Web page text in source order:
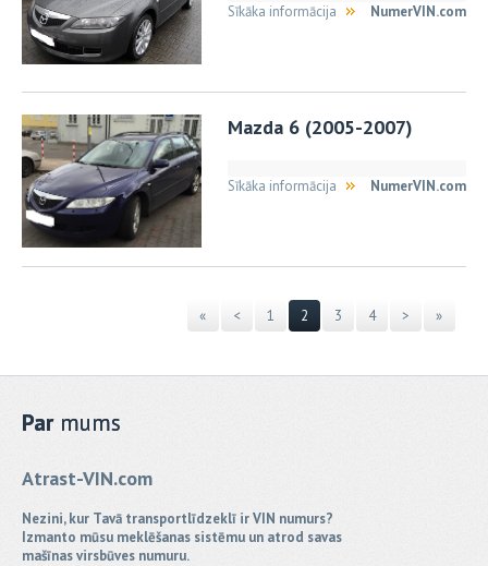
NumerVIN.com
Sīkāka informācija
Mazda 6 (2005-2007)
NumerVIN.com
Sīkāka informācija
« < 1 2 3 4 > »
Parmums
Atrast-VIN.com
Nezini, kur Tavā transportlīdzeklī ir VIN numurs?
Izmanto mūsu meklēšanas sistēmu un atrod savas
mašīnas virsbūves numuru.